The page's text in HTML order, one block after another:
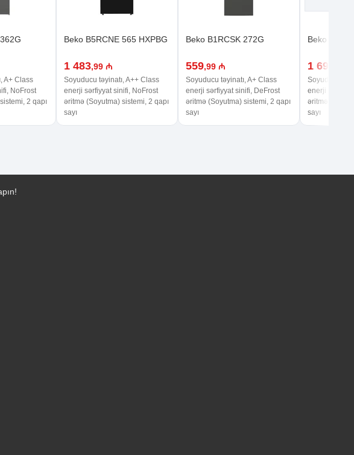
A+ Class
NoFrost
2 qapı
Beko B5RCNE 565 HXPBG
1 483,99 ₼
Soyuducu təyinatı, A++ Class
enerji sərfiyyat sinifi, NoFrost
əritmə (Soyutma) sistemi, 2 qapı
sayı
Beko B1RCSK 272G
559,99 ₼
Soyuducu təyinatı, A+ Class
enerji sərfiyyat sinifi, DeFrost
əritmə (Soyutma) sistemi, 2 qapı
sayı
Beko
1 699
Soyuducu
enerji
əritmə
sayı